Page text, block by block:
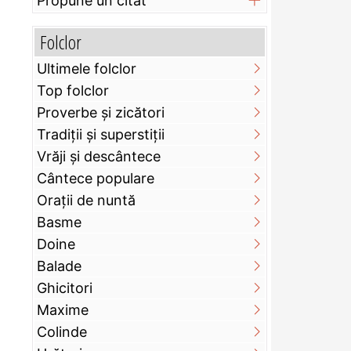
Folclor
Ultimele folclor
Top folclor
Proverbe și zicători
Tradiții și superstiții
Vrăji și descântece
Cântece populare
Orații de nuntă
Basme
Doine
Balade
Ghicitori
Maxime
Colinde